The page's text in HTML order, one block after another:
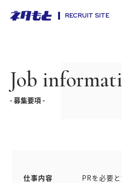
RECRUIT SITE
Job
- 募集要項 -
仕事内容
PRを必要